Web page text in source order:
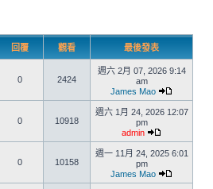
回覆 觀看 最後發表
0 2424
週六 2月 07, 2026 9:14
am
James Mao
0 10918
週六 1月 24, 2026 12:07
pm
admin
0 10158
週一 11月 24, 2025 6:01
pm
James Mao